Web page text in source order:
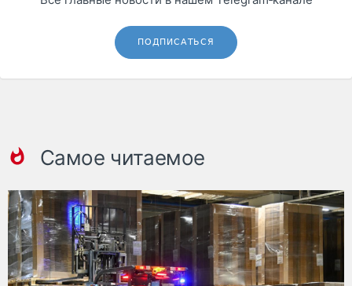
ПОДПИСАТЬСЯ
Самое читаемое